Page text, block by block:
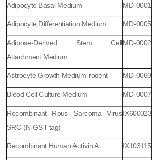
Adipocyte Basal Medium MD-0001
Adipocyte Differentiation Medium MD-0005
Adipose-Derived Stem Cell
Attachment Medium
MD-0002
Astrocyte Growth Medium-rodent MD-0060
Blood Cell Culture Medium MD-0007
Recombinant Rous Sarcoma Virus
SRC (N-GST tag)
IX600023
Recombinant Human Activin A IX103115